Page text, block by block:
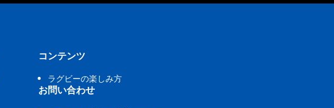
コンテンツ
ラグビーの楽しみ方
お問い合わせ